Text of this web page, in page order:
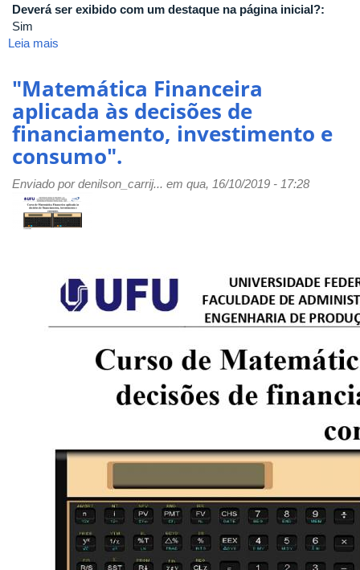
Deverá ser exibido com um destaque na página inicial?:
Sim
Leia mais
POLÍTICAS
DE
SAÚDE
E
GESTÃO
HOSPITALAR
"Matemática Financeira
aplicada às decisões de
financiamento, investimento e
consumo".
Enviado pordenilson_carrij... em qua, 16/10/2019 - 17:28